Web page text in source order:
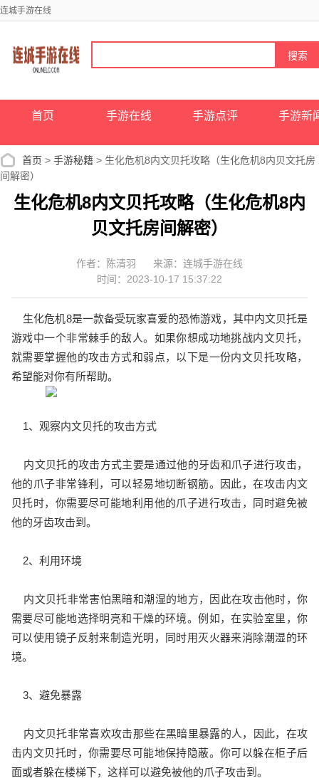
连城手游在线
首页 手游在线 手游点评 手游新
首页 > 手游秘籍 > 生化危机8内文贝托攻略（生化危机8内贝文托房
间解密）
生化危机8内文贝托攻略（生化危机8内
贝文托房间解密）
作者：陈清羽
来源：连城手游在线
时间：2023-10-17 15:37:22
生化危机8是一款备受玩家喜爱的恐怖游戏，其中内文贝托是
游戏中一个非常棘手的敌人。如果你想成功地挑战内文贝托，
就需要掌握他的攻击方式和弱点，以下是一份内文贝托攻略，
希望能对你有所帮助。
1、观察内文贝托的攻击方式
内文贝托的攻击方式主要是通过他的牙齿和爪子进行攻击，
他的爪子非常锋利，可以轻易地切断钢筋。因此，在攻击内文
贝托时，你需要尽可能地利用他的爪子进行攻击，同时避免被
他的牙齿攻击到。
2、利用环境
内文贝托非常害怕黑暗和潮湿的地方，因此在攻击他时，你
需要尽可能地选择明亮和干燥的环境。例如，在实验室里，你
可以使用镜子反射来制造光明，同时用灭火器来消除潮湿的环
境。
3、避免暴露
内文贝托非常喜欢攻击那些在黑暗里暴露的人，因此，在攻
击内文贝托时，你需要尽可能地保持隐蔽。你可以躲在柜子后
面或者躲在楼梯下，这样可以避免被他的爪子攻击到。